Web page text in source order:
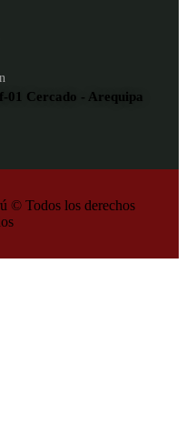
01 Cercado - Arequipa
© Todos los derechos